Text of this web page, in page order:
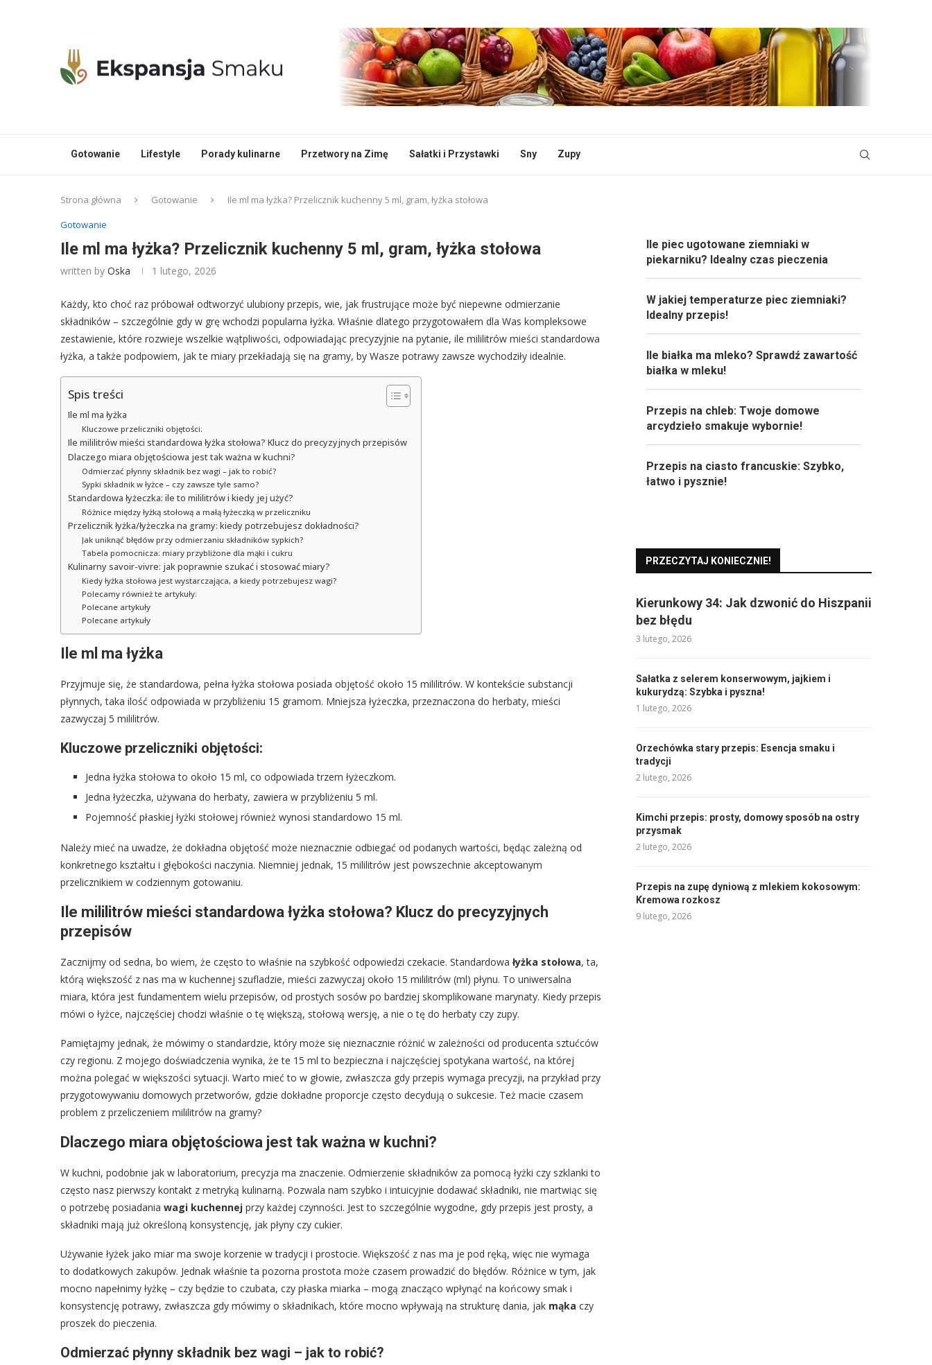
Gotowanie Lifestyle Porady kulinarne Przetwory na Zimę Sałatki i Przystawki Sny Zupy
Strona główna Gotowanie
Ile ml ma łyżka? Przelicznik kuchenny 5 ml, gram, łyżka stołowa
Gotowanie
Ile ml ma łyżka? Przelicznik kuchenny 5 ml, gram, łyżka stołowa
written by Oska 1 lutego, 2026
Każdy, kto choć raz próbował odtworzyć ulubiony przepis, wie, jak frustrujące może być niepewne odmierzanie
składników – szczególnie gdy w grę wchodzi popularna łyżka. Właśnie dlatego przygotowałem dla Was kompleksowe
zestawienie, które rozwieje wszelkie wątpliwości, odpowiadając precyzyjnie na pytanie, ile mililitrów mieści standardowa
łyżka, a także podpowiem, jak te miary przekładają się na gramy, by Wasze potrawy zawsze wychodziły idealnie.
Spis treści
Ile ml ma łyżka
Kluczowe przeliczniki objętości:
Ile mililitrów mieści standardowa łyżka stołowa? Klucz do precyzyjnych przepisów
Dlaczego miara objętościowa jest tak ważna w kuchni?
Odmierzać płynny składnik bez wagi – jak to robić?
Sypki składnik w łyżce – czy zawsze tyle samo?
Standardowa łyżeczka: ile to mililitrów i kiedy jej użyć?
Różnice między łyżką stołową a małą łyżeczką w przeliczniku
Przelicznik łyżka/łyżeczka na gramy: kiedy potrzebujesz dokładności?
Jak uniknąć błędów przy odmierzaniu składników sypkich?
Tabela pomocnicza: miary przybliżone dla mąki i cukru
Kulinarny savoir-vivre: jak poprawnie szukać i stosować miary?
Kiedy łyżka stołowa jest wystarczająca, a kiedy potrzebujesz wagi?
Polecamy również te artykuły:
Polecane artykuły
Polecane artykuły
Ile ml ma łyżka
Przyjmuje się, że standardowa, pełna łyżka stołowa posiada objętość około 15 mililitrów. W kontekście substancji
płynnych, taka ilość odpowiada w przybliżeniu 15 gramom. Mniejsza łyżeczka, przeznaczona do herbaty, mieści
zazwyczaj 5 mililitrów.
Kluczowe przeliczniki objętości:
Jedna łyżka stołowa to około 15 ml, co odpowiada trzem łyżeczkom.
Jedna łyżeczka, używana do herbaty, zawiera w przybliżeniu 5 ml.
Pojemność płaskiej łyżki stołowej również wynosi standardowo 15 ml.
Należy mieć na uwadze, że dokładna objętość może nieznacznie odbiegać od podanych wartości, będąc zależną od
konkretnego kształtu i głębokości naczynia. Niemniej jednak, 15 mililitrów jest powszechnie akceptowanym
przelicznikiem w codziennym gotowaniu.
Ile mililitrów mieści standardowa łyżka stołowa? Klucz do precyzyjnych
przepisów
Zacznijmy od sedna, bo wiem, że często to właśnie na szybkość odpowiedzi czekacie. Standardowa łyżka stołowa, ta,
którą większość z nas ma w kuchennej szufladzie, mieści zazwyczaj około 15 mililitrów (ml) płynu. To uniwersalna
miara, która jest fundamentem wielu przepisów, od prostych sosów po bardziej skomplikowane marynaty. Kiedy przepis
mówi o łyżce, najczęściej chodzi właśnie o tę większą, stołową wersję, a nie o tę do herbaty czy zupy.
Pamiętajmy jednak, że mówimy o standardzie, który może się nieznacznie różnić w zależności od producenta sztućców
czy regionu. Z mojego doświadczenia wynika, że te 15 ml to bezpieczna i najczęściej spotykana wartość, na której
można polegać w większości sytuacji. Warto mieć to w głowie, zwłaszcza gdy przepis wymaga precyzji, na przykład przy
przygotowywaniu domowych przetworów, gdzie dokładne proporcje często decydują o sukcesie. Też macie czasem
problem z przeliczeniem mililitrów na gramy?
Dlaczego miara objętościowa jest tak ważna w kuchni?
W kuchni, podobnie jak w laboratorium, precyzja ma znaczenie. Odmierzenie składników za pomocą łyżki czy szklanki to
często nasz pierwszy kontakt z metryką kulinarną. Pozwala nam szybko i intuicyjnie dodawać składniki, nie martwiąc się
o potrzebę posiadania wagi kuchennej przy każdej czynności. Jest to szczególnie wygodne, gdy przepis jest prosty, a
składniki mają już określoną konsystencję, jak płyny czy cukier.
Używanie łyżek jako miar ma swoje korzenie w tradycji i prostocie. Większość z nas ma je pod ręką, więc nie wymaga
to dodatkowych zakupów. Jednak właśnie ta pozorna prostota może czasem prowadzić do błędów. Różnice w tym, jak
mocno napełnimy łyżkę – czy będzie to czubata, czy płaska miarka – mogą znacząco wpłynąć na końcowy smak i
konsystencję potrawy, zwłaszcza gdy mówimy o składnikach, które mocno wpływają na strukturę dania, jak mąka czy
proszek do pieczenia.
Odmierzać płynny składnik bez wagi – jak to robić?
Ile piec ugotowane ziemniaki w
piekarniku? Idealny czas pieczenia
W jakiej temperaturze piec ziemniaki?
Idealny przepis!
Ile białka ma mleko? Sprawdź zawartość
białka w mleku!
Przepis na chleb: Twoje domowe
arcydzieło smakuje wybornie!
Przepis na ciasto francuskie: Szybko,
łatwo i pysznie!
PRZECZYTAJ KONIECZNIE!
Kierunkowy 34: Jak dzwonić do Hiszpanii
bez błędu
3 lutego, 2026
Sałatka z selerem konserwowym, jajkiem i
kukurydzą: Szybka i pyszna!
1 lutego, 2026
Orzechówka stary przepis: Esencja smaku i
tradycji
2 lutego, 2026
Kimchi przepis: prosty, domowy sposób na ostry
przysmak
2 lutego, 2026
Przepis na zupę dyniową z mlekiem kokosowym:
Kremowa rozkosz
9 lutego, 2026